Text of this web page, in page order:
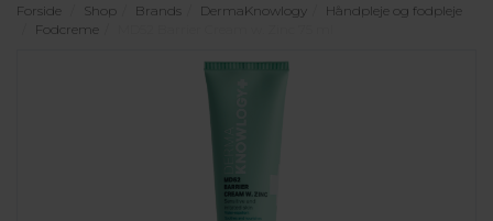
Forside Shop Brands DermaKnowlogy
Håndpleje og fodpleje
Fodcreme